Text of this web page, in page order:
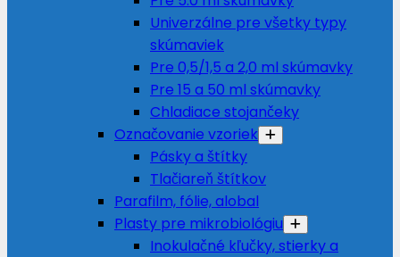
Univerzálne pre všetky typy
skúmaviek
Pre 0,5/1,5 a 2,0 ml skúmavky
Pre 15 a 50 ml skúmavky
Chladiace stojančeky
Označovanie vzoriek
Pásky a štítky
Tlačiareň štítkov
Parafilm, fólie, alobal
Plasty pre mikrobiológiu
Inokulačné kľučky, stierky a